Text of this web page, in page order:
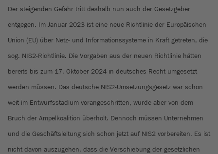
Der steigenden Gefahr tritt deshalb nun auch der Gesetzgeber
entgegen. Im Januar 2023 ist eine neue Richtlinie der Europäischen
Union (EU) über Netz- und Informationssysteme in Kraft getreten, die
sog. NIS2-Richtlinie. Die Vorgaben aus der neuen Richtlinie hätten
bereits bis zum 17. Oktober 2024 in deutsches Recht umgesetzt
werden müssen. Das deutsche NIS2-Umsetzungsgesetz war schon
weit im Entwurfsstadium vorangeschritten, wurde aber von dem
Bruch der Ampelkoalition überholt. Dennoch müssen Unternehmen
und die Geschäftsleitung sich schon jetzt auf NIS2 vorbereiten. Es ist
nicht davon auszugehen, dass die Verschiebung der gesetzlichen